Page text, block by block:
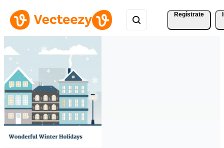
Regístrate